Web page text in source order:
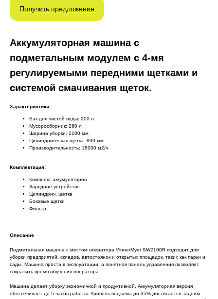
Получить предложение
Аккумуляторная машина с
подметальным модулем с 4-мя
регулируемыми передними щетками и
системой смачивания щеток.
Характеристики:
Бак для чистой воды: 200 л
Мусоросборник: 260 л
Ширина уборки: 2100 мм
Цилиндрическая щетка: 800 мм
Производительность: 18000 м2/ч
Комплектация:
Комплект аккумуляторов
Зарядное устройство
Цилиндрич. щетка
Боковые щетки
Фильтр
Описание
Подметальная машина с местом оператора VinnerMyer SW2100R подходит для
уборки предприятий, складов, автостоянок и открытых площадок, таких как парки и
сады. Машина проста в эксплуатации, а понятная панель управления позволяет
сократить время обучения оператора.
Машина делает уборку экономичной и продуктивной. Аккумуляторная версия
обеспечивает до 5 часов работы. Уровень подъема до 35% достигается задним